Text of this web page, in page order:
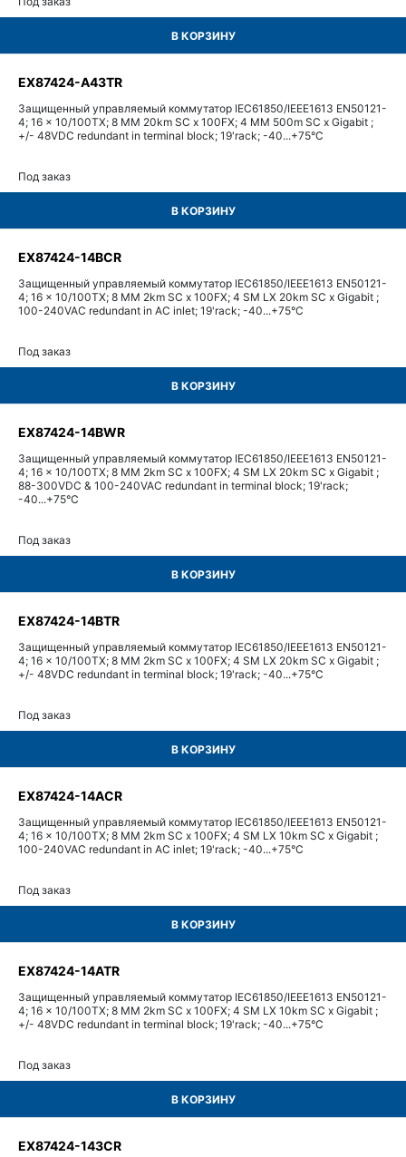
В КОРЗИНУ
EX87424-A43TR
Защищенный управляемый коммутатор IEC61850/IEEE1613 EN50121-
4; 16 x 10/100TX; 8 MM 20km SC x 100FX; 4 MM 500m SC x Gigabit ;
+/- 48VDC redundant in terminal block; 19'rack; -40...+75°С
Под заказ
В КОРЗИНУ
EX87424-14BCR
Защищенный управляемый коммутатор IEC61850/IEEE1613 EN50121-
4; 16 x 10/100TX; 8 MM 2km SC x 100FX; 4 SM LX 20km SC x Gigabit ;
100-240VAC redundant in AC inlet; 19'rack; -40...+75°С
Под заказ
В КОРЗИНУ
EX87424-14BWR
Защищенный управляемый коммутатор IEC61850/IEEE1613 EN50121-
4; 16 x 10/100TX; 8 MM 2km SC x 100FX; 4 SM LX 20km SC x Gigabit ;
88-300VDC & 100-240VAC redundant in terminal block; 19'rack;
-40...+75°С
Под заказ
В КОРЗИНУ
EX87424-14BTR
Защищенный управляемый коммутатор IEC61850/IEEE1613 EN50121-
4; 16 x 10/100TX; 8 MM 2km SC x 100FX; 4 SM LX 20km SC x Gigabit ;
+/- 48VDC redundant in terminal block; 19'rack; -40...+75°С
Под заказ
В КОРЗИНУ
EX87424-14ACR
Защищенный управляемый коммутатор IEC61850/IEEE1613 EN50121-
4; 16 x 10/100TX; 8 MM 2km SC x 100FX; 4 SM LX 10km SC x Gigabit ;
100-240VAC redundant in AC inlet; 19'rack; -40...+75°С
Под заказ
В КОРЗИНУ
EX87424-14ATR
Защищенный управляемый коммутатор IEC61850/IEEE1613 EN50121-
4; 16 x 10/100TX; 8 MM 2km SC x 100FX; 4 SM LX 10km SC x Gigabit ;
+/- 48VDC redundant in terminal block; 19'rack; -40...+75°С
Под заказ
В КОРЗИНУ
EX87424-143CR